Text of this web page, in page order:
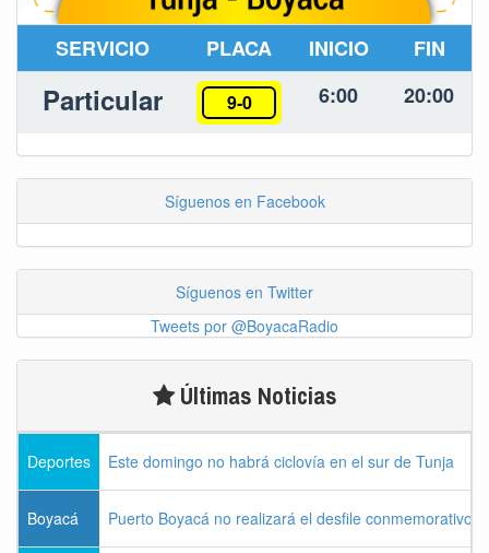
SERVICIO PLACA INICIO FIN
Particular 9-0 6:00 20:00
Síguenos en Facebook
Síguenos en Twitter
Tweets por @BoyacaRadio
Últimas Noticias
Deportes Este domingo no habrá ciclovía en el sur de Tunja
Boyacá Puerto Boyacá no realizará el desfile conmemorativo